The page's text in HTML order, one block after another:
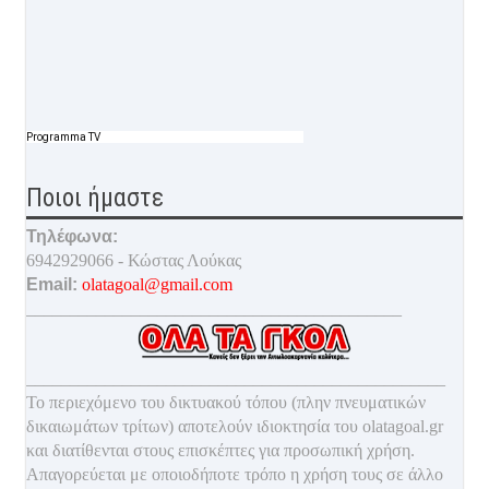
Programma TV
Ποιοι ήμαστε
Τηλέφωνα:
6942929066 - Κώστας Λούκας
Email: olatagoal@gmail.com
Το περιεχόμενο του δικτυακού τόπου (πλην πνευματικών
δικαιωμάτων τρίτων) αποτελούν ιδιοκτησία του olatagoal.gr
και διατίθενται στους επισκέπτες για προσωπική χρήση.
Απαγορεύεται με οποιοδήποτε τρόπο η χρήση τους σε άλλο